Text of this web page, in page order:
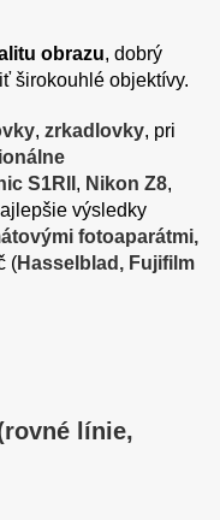
obrazu, dobrý
širokouhlé objektívy.
, zrkadlovky, pri
S1RII , Nikon Z8,
výsledky
fotoaparátmi,
(Hasselblad, Fujifilm
línie,